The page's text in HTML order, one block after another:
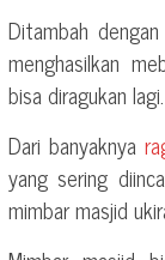
Ditambah
menghasilkan
bisa diragukan lagi.
Dari banyaknya
yang sering
mimbar masjid